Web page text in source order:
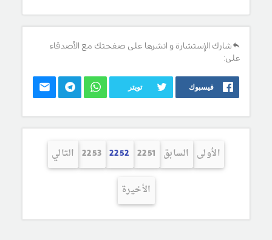
شارك الإستشارة و انشرها على صفحتك مع الأصدقاء
على:
فيسبوك تويتر
الأولى السابق 2251
2252
2253 التالي
الأخيرة